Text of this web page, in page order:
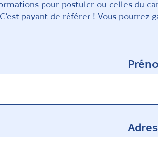
pour postuler ou celles du
C’est payant de référer ! Vous pourrez